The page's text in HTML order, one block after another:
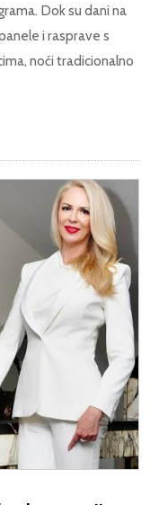
Dok su dani na
i rasprave s
noći tradicionalno